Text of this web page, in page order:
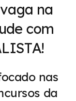
na
com
nas
da